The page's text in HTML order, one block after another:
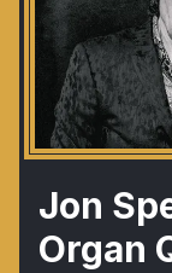
Jon
Organ